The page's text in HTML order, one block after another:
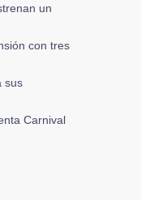
un
con tres
sus
Carnival